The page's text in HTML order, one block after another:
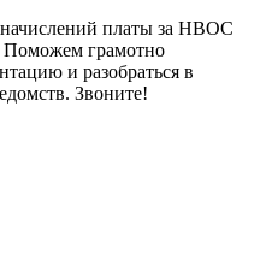
платы за НВОС
Поможем грамотно
и разобраться в
Звоните!